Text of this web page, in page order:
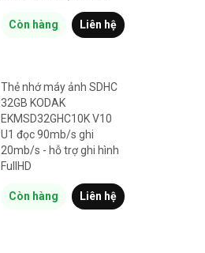
Còn hàng Liên hệ
Thẻ nhớ máy ảnh SDHC
32GB KODAK
EKMSD32GHC10K V10
U1 đọc 90mb/s ghi
20mb/s - hỗ trợ ghi hình
FullHD
Còn hàng Liên hệ